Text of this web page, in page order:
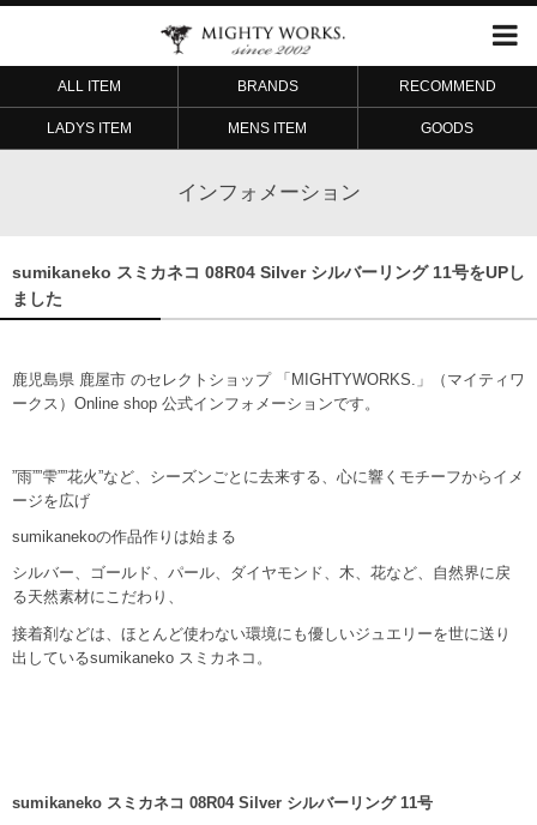
ALL ITEM BRANDS RECOMMEND
LADYS ITEM MENS ITEM GOODS
インフォメーション
sumikaneko スミカネコ 08R04 Silver シルバーリング 11号をUPし
ました
鹿児島県 鹿屋市 のセレクトショップ 「MIGHTYWORKS.」（マイティワ
ークス）Online shop 公式インフォメーションです。
”雨””雫””花火”など、シーズンごとに去来する、心に響くモチーフからイメ
ージを広げ
sumikanekoの作品作りは始まる
シルバー、ゴールド、パール、ダイヤモンド、木、花など、自然界に戻
る天然素材にこだわり、
接着剤などは、ほとんど使わない環境にも優しいジュエリーを世に送り
出しているsumikaneko スミカネコ。
sumikaneko スミカネコ 08R04 Silver シルバーリング 11号